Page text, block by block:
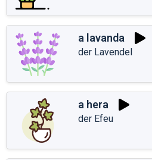
a lavanda
der Lavendel
a hera
der Efeu